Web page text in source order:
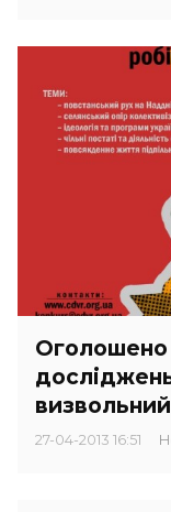
Оголошено
27-04-2013 16:51